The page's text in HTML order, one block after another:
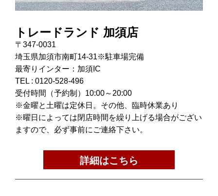
トレードランド 加須店
〒347-0031
埼玉県加須市南町14-31※駐車場完備
最寄りインター：加須IC
TEL : 0120-528-496
受付時間（予約制）10:00～20:00
※金曜と土曜は定休日。その他、臨時休業あり
※曜日によっては閉店時間を繰り上げる場合がござい
ますので、必ず事前にご連絡下さい。
詳細はこちら